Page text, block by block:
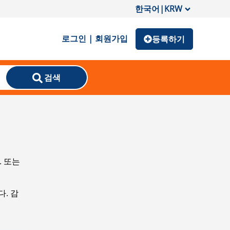
한국어|KRW
로그인 | 회원가입 등록하기
검색
또는
. 감